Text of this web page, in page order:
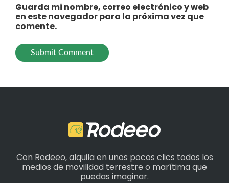
Guarda mi nombre, correo electrónico y web
en este navegador para la próxima vez que
comente.
Con Rodeeo, alquila en unos pocos clics todos los
medios de movilidad terrestre o marítima que
puedas imaginar.